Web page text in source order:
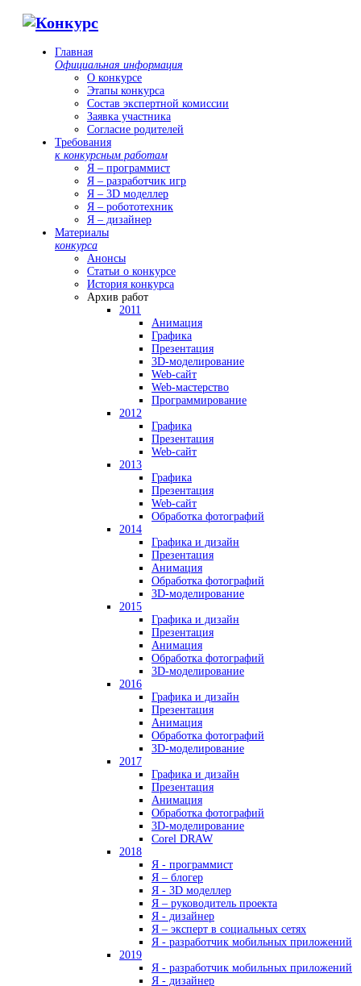
Главная
Официальная информация
О конкурсе
Этапы конкурса
Состав экспертной комиссии
Заявка участника
Согласие родителей
Требования
к конкурсным работам
Я – программист
Я – разработчик игр
Я – 3D моделлер
Я – робототехник
Я – дизайнер
Материалы
конкурса
Анонсы
Статьи о конкурсе
История конкурса
Архив работ
2011
Анимация
Графика
Презентация
3D-моделирование
Web-сайт
Web-мастерство
Программирование
2012
Графика
Презентация
Web-сайт
2013
Графика
Презентация
Web-сайт
Обработка фотографий
2014
Графика и дизайн
Презентация
Анимация
Обработка фотографий
3D-моделирование
2015
Графика и дизайн
Презентация
Анимация
Обработка фотографий
3D-моделирование
2016
Графика и дизайн
Презентация
Анимация
Обработка фотографий
3D-моделирование
2017
Графика и дизайн
Презентация
Анимация
Обработка фотографий
3D-моделирование
Corel DRAW
2018
Я - программист
Я – блогер
Я - 3D моделлер
Я – руководитель проекта
Я - дизайнер
Я – эксперт в социальных сетях
Я - разработчик мобильных приложений
2019
Я - разработчик мобильных приложений
Я - дизайнер